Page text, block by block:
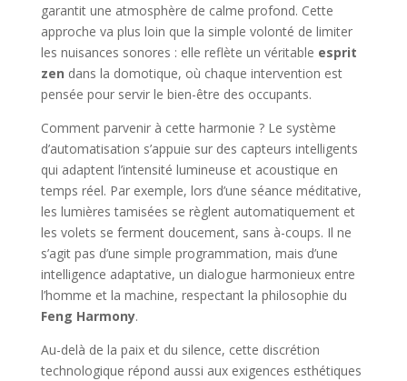
garantit une atmosphère de calme profond. Cette
approche va plus loin que la simple volonté de limiter
les nuisances sonores : elle reflète un véritable esprit
zen dans la domotique, où chaque intervention est
pensée pour servir le bien-être des occupants.
Comment parvenir à cette harmonie ? Le système
d’automatisation s’appuie sur des capteurs intelligents
qui adaptent l’intensité lumineuse et acoustique en
temps réel. Par exemple, lors d’une séance méditative,
les lumières tamisées se règlent automatiquement et
les volets se ferment doucement, sans à-coups. Il ne
s’agit pas d’une simple programmation, mais d’une
intelligence adaptative, un dialogue harmonieux entre
l’homme et la machine, respectant la philosophie du
Feng Harmony.
Au-delà de la paix et du silence, cette discrétion
technologique répond aussi aux exigences esthétiques